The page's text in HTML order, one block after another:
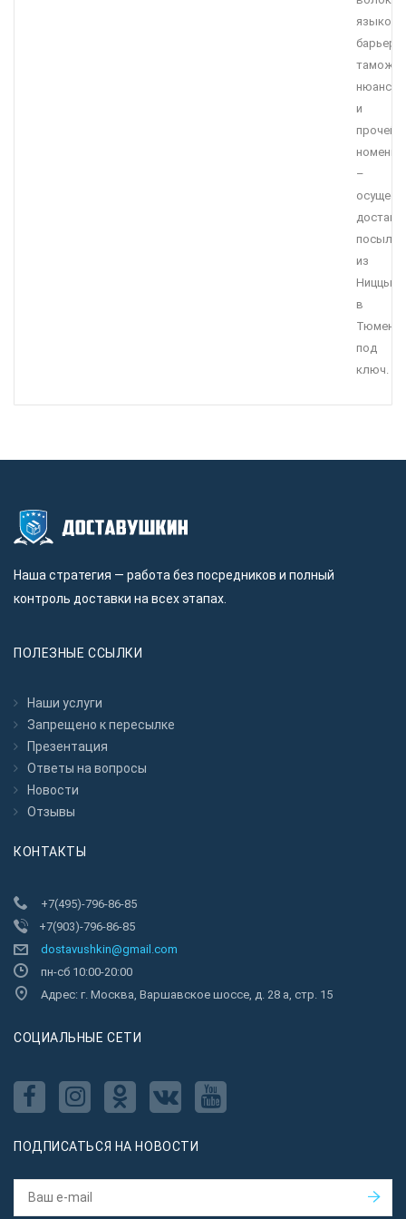
нюансов
и
прочей
–
посылок
из
Ниццы
в
Тюмень
под
ключ.
Наша стратегия — работа без посредников и полный
контроль доставки на всех этапах.
ПОЛЕЗНЫЕ ССЫЛКИ
Наши услуги
Запрещено к пересылкe
Презентация
Ответы на вопросы
Новости
Отзывы
КОНТАКТЫ
+7(495)-796-86-85
+7(903)-796-86-85
dostavushkin@gmail.com
пн-сб 10:00-20:00
Адрес: г. Москва, Варшавское шоссе, д. 28 а, стр. 15
CОЦИАЛЬНЫЕ СЕТИ
ПОДПИСАТЬСЯ НА НОВОСТИ